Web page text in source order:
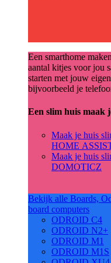
Een smarthome
aantal kitjes voor jou
starten met jouw
bijvoorbeeld je
Een slim huis maak
Maak je huis
HOME
Maak je huis
DOMOTICZ
Bekijk alle Boards,
board computers
ODROID C4
ODROID N2+
ODROID M1
ODROID M1S